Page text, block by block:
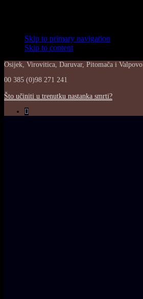
Skip to primary navigation
Skip to content
Osijek, Virovitica, Daruvar, Pitomača i Valpovo
00 385 (0)98 271 241
Što učiniti u trenutku nastanka smrti?